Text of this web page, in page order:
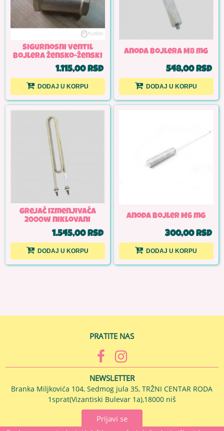
Sigurnosni ventil
bojlera žensko-ženski
1.115,00 RSD
DODAJ U KORPU
Anoda bojlera M8 mg
548,00 RSD
DODAJ U KORPU
grejač izmenjivača
2000w niklovani
1.545,00 RSD
DODAJ U KORPU
Anoda bojler M6 mg
300,00 RSD
DODAJ U KORPU
PRATITE NAS
NEWSLETTER
Branka Miljkovića 104, Sedmog jula 35, TRŽNI CENTAR RODA
1sprat(Vizantiski Bulevar 1a),18000 niš
Prijavi se